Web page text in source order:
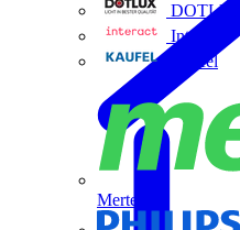
Interact
Kaufel
Merten